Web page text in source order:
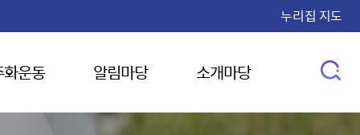
누리집 지도
운동 알림마당 소개마당